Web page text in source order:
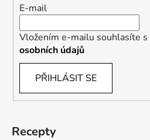
E-mail
Vložením e-mailu souhlasíte s
osobních údajů
PŘIHLÁSIT SE
Recepty